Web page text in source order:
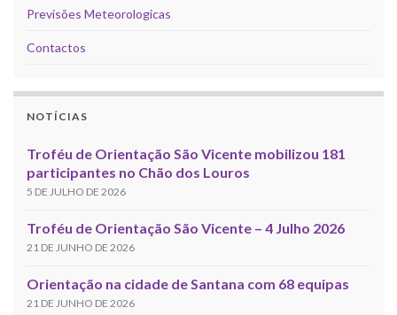
Previsões Meteorologicas
Contactos
NOTÍCIAS
Troféu de Orientação São Vicente mobilizou 181
participantes no Chão dos Louros
5 DE JULHO DE 2026
Troféu de Orientação São Vicente – 4 Julho 2026
21 DE JUNHO DE 2026
Orientação na cidade de Santana com 68 equipas
21 DE JUNHO DE 2026